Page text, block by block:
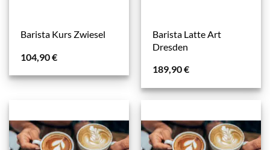
Barista Kurs Zwiesel
104,90€
Barista Latte Art
Dresden
189,90€